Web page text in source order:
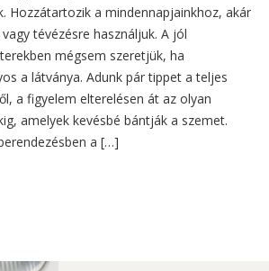
Hozzátartozik a mindennapjainkhoz, akár
tévézésre használjuk. A jól
mégsem szeretjük, ha
a látványa. Adunk pár tippet a teljes
a figyelem elterelésen át az olyan
amelyek kevésbé bántják a szemet.
a […]